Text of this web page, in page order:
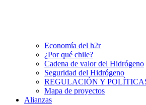
Economía del h2r
¿Por qué chile?
Cadena de valor del Hidrógeno
Seguridad del Hidrógeno
REGULACIÓN Y
Mapa de proyectos
Alianzas